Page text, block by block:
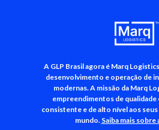
A GLP Brasil agora é Marq
desenvolvimento e operação de
modernas. A missão da Marq
empreendimentos de qualidade
consistente e de alto nível aos
mundo. Saiba mais sobre